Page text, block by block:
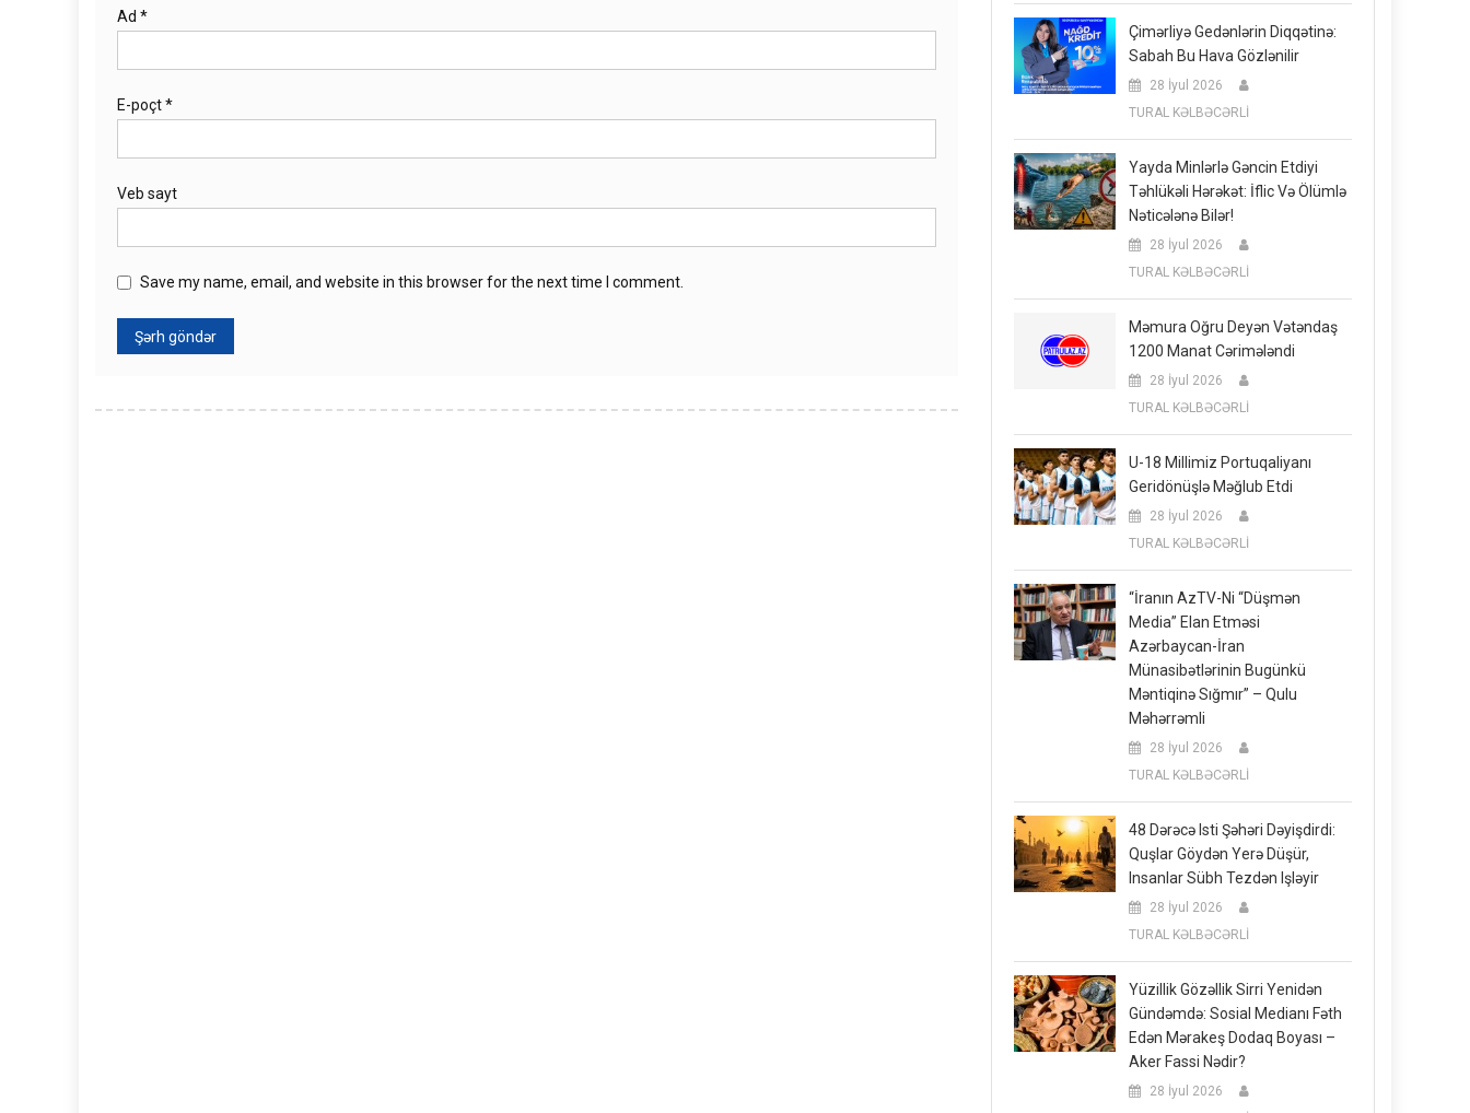
Ad *
E-poçt*
Veb sayt
Save my name, email, and website in this browser for the next time I comment.
Çimərliyə Gedənlərin Diqqətinə:
Sabah Bu Hava Gözlənilir
28 İyul 2026
TURAL KƏLBƏCƏRLİ
Yayda Minlərlə Gəncin Etdiyi
Təhlükəli Hərəkət: İflic Və Ölümlə
Nəticələnə Bilər!
28 İyul 2026
TURAL KƏLBƏCƏRLİ
Məmura Oğru Deyən Vətəndaş
1200 Manat Cərimələndi
28 İyul 2026
TURAL KƏLBƏCƏRLİ
U-18 Millimiz Portuqaliyanı
Geridönüşlə Məğlub Etdi
28 İyul 2026
TURAL KƏLBƏCƏRLİ
“İranın AzTV-Ni “düşmən
Media” Elan Etməsi
Azərbaycan-İran
Münasibətlərinin Bugünkü
Məntiqinə Sığmır” – Qulu
Məhərrəmli
28 İyul 2026
TURAL KƏLBƏCƏRLİ
48 Dərəcə Isti Şəhəri Dəyişdirdi:
Quşlar Göydən Yerə Düşür,
Insanlar Sübh Tezdən Işləyir
28 İyul 2026
TURAL KƏLBƏCƏRLİ
Yüzillik Gözəllik Sirri Yenidən
Gündəmdə: Sosial Medianı Fəth
Edən Mərakeş Dodaq Boyası –
Aker Fassi Nədir?
28 İyul 2026